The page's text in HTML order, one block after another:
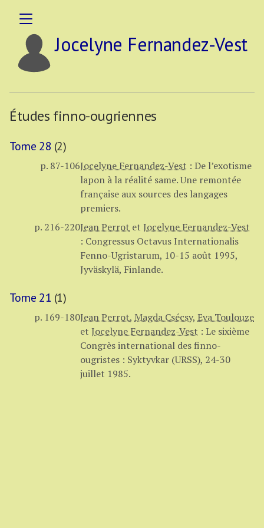
Jocelyne Fernandez-Vest
Études finno-ougriennes
Tome 28 (2)
p. 87-106Jocelyne Fernandez-Vest : De l’exotisme
lapon à la réalité same. Une remontée
française aux sources des langages
premiers.
p. 216-220Jean Perrot et Jocelyne Fernandez-Vest
: Congressus Octavus Internationalis
Fenno-Ugristarum, 10-15 août 1995,
Jyväskylä, Finlande.
Tome 21 (1)
p. 169-180Jean Perrot, Magda Csécsy, Eva Toulouze
et Jocelyne Fernandez-Vest : Le sixième
Congrès international des finno-
ougristes : Syktyvkar (URSS), 24-30
juillet 1985.